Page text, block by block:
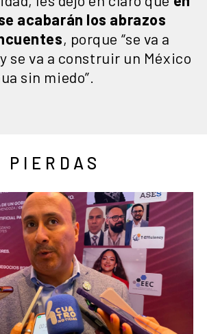
acabarán los abrazos
, porque “se va a
se va a construir un México
sin miedo”.